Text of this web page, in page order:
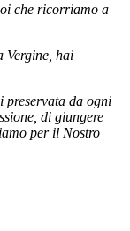
che ricorriamo a
Vergine, hai
preservata da ogni
di giungere
per il Nostro